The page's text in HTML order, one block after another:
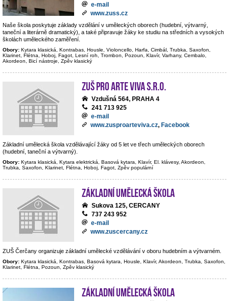
e-mail
www.zuss.cz
Naše škola poskytuje základy vzdělání v uměleckých oborech (hudební, výtvarný,
taneční a literárně dramatický), a také připravuje žáky ke studiu na středních a vysokých
školách uměleckého zaměření.
Obory: Kytara klasická, Kontrabas, Housle, Violoncello, Harfa, Cimbál, Trubka, Saxofon,
Klarinet, Flétna, Hoboj, Fagot, Lesní roh, Trombon, Pozoun, Klavír, Varhany, Cembalo,
Akordeon, Bicí nástroje, Zpěv klasický
ZUŠ PRO ARTE VIVA s.r.o.
Vzdušná 564, PRAHA 4
241 713 925
e-mail
www.zusproarteviva.cz, Facebook
Základní umělecká škola vzdělávající žáky od 5 let ve třech uměleckých oborech
(hudební, taneční a výtvarný).
Obory: Kytara klasická, Kytara elektrická, Basová kytara, Klavír, El. klávesy, Akordeon,
Trubka, Saxofon, Klarinet, Flétna, Hoboj, Fagot, Zpěv populární
Základní umělecká škola
Sukova 125, CERCANY
737 243 952
e-mail
www.zuscercany.cz
ZUŠ Čerčany organizuje základní umělecké vzdělávání v oboru hudebním a výtvarném.
Obory: Kytara klasická, Kontrabas, Basová kytara, Housle, Klavír, Akordeon, Trubka, Saxofon,
Klarinet, Flétna, Pozoun, Zpěv klasický
Základní umělecká škola